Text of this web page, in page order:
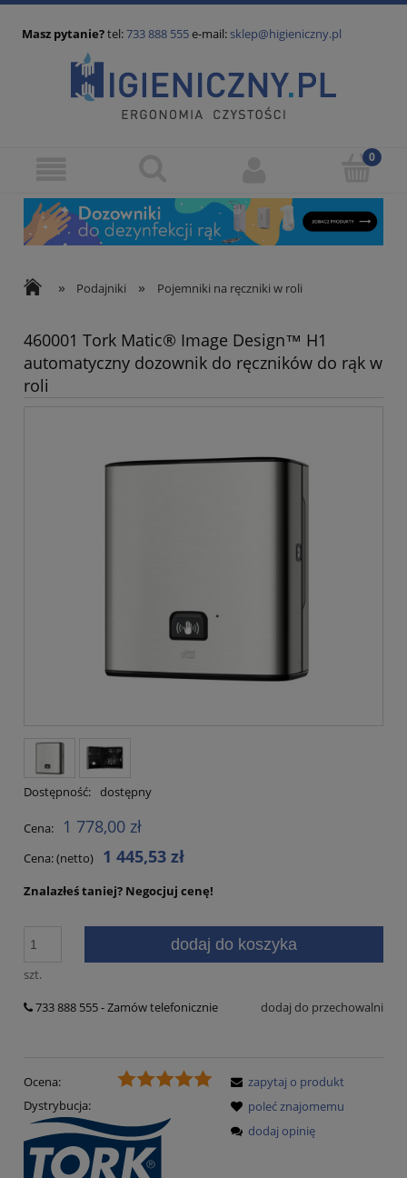
Masz pytanie?tel:733 888 555e-mail:sklep@higieniczny.pl
» Podajniki » Pojemniki na ręczniki w roli
460001 Tork Matic® Image Design™ H1
automatyczny dozownik do ręczników do rąk w
roli
Dostępność: dostępny
Cena: 1 778,00 zł
Cena: (netto) 1 445,53 zł
Znalazłeś taniej? Negocjuj cenę!
szt.
dodaj do koszyka
733 888 555 - Zamów telefonicznie dodaj do przechowalni
Ocena:
Dystrybucja:
zapytaj o produkt
poleć znajomemu
dodaj opinię